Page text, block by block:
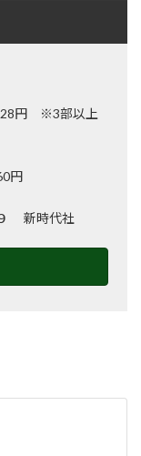
円 ※3部以上
円
新時代社